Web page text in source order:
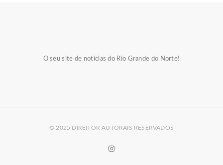
O seu site de notícias do Rio Grande do Norte!
© 2025 DIREITOR AUTORAIS RESERVADOS